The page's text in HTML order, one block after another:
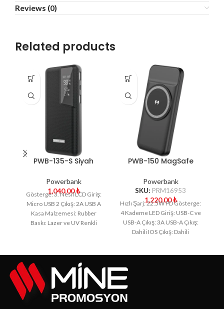
Reviews (0)
Related products
PWB-135-S Siyah
Powerbank
1,040.00₺
Gösterge: 3. Nesil LCD Giriş:
Micro USB 2 Çıkış: 2A USB A
Kasa Malzemesi: Rubber
Baskı: Lazer ve UV Renkli
PWB-150 MagSafe
Powerbank
SKU: PRM16953
1,220.00₺
Hızlı Şarj: 22.5W PD Gösterge:
4 Kademe LED Giriş: USB-C ve
USB-A Çıkış: 3A USB-A Çıkış:
Dahili IOS Çıkış: Dahili